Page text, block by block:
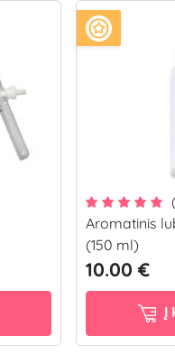
Aromatinis
(150 ml)
10.00 €
Į